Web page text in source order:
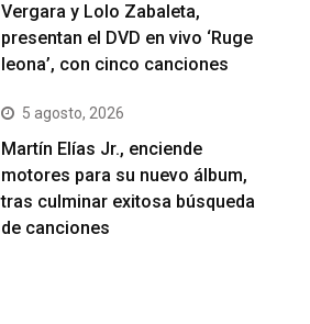
Vergara y Lolo Zabaleta,
presentan el DVD en vivo ‘Ruge
leona’, con cinco canciones
5 agosto, 2026
Martín Elías Jr., enciende
motores para su nuevo álbum,
tras culminar exitosa búsqueda
de canciones